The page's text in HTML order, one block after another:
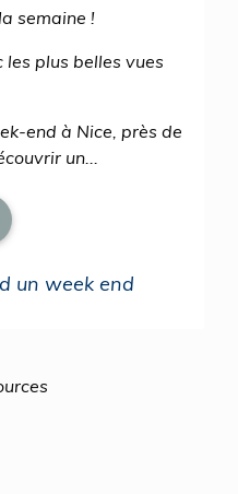
semaine !
plus belles vues
end à Nice, près de
un...
un week end